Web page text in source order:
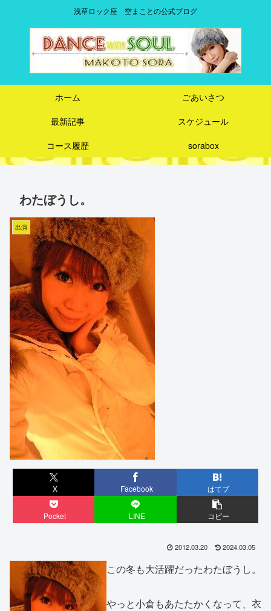
浅草ロック座 空まことの公式ブログ
ホーム
ごあいさつ
最新記事
スケジュール
コース履歴
sorabox
わたぼうし。
出演
X Facebook はてブ
Pocket LINE コピー
2012.03.20 2024.03.05
この冬も大活躍だったわたぼうし。
やっと小倉もあたたかくなって、衣